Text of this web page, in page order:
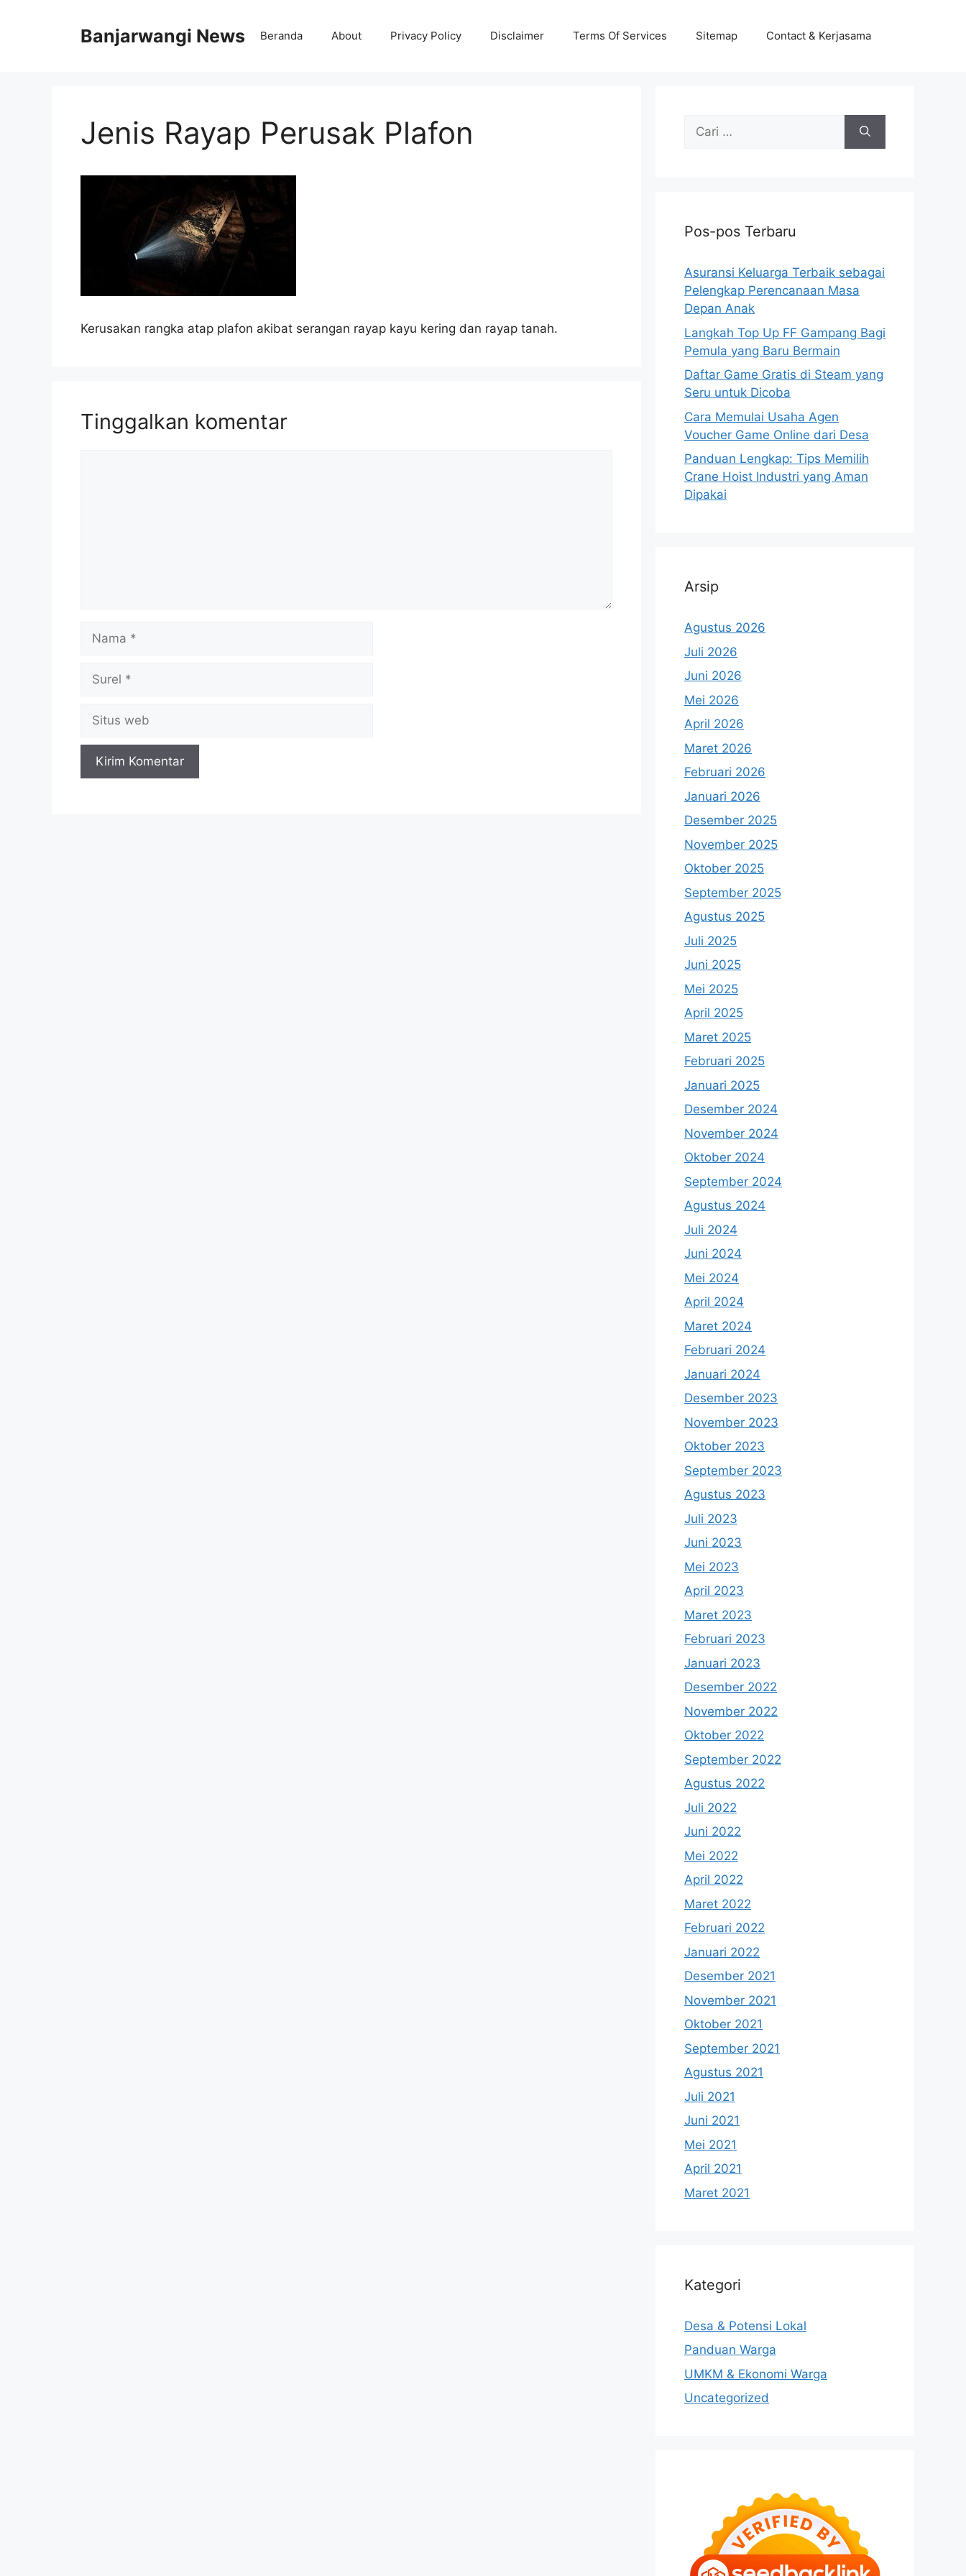
Banjarwangi News Beranda About Privacy Policy Disclaimer Terms Of Services Sitemap Contact & Kerjasama
Jenis Rayap Perusak Plafon
Kerusakan rangka atap plafon akibat serangan rayap kayu kering dan rayap tanah.
Tinggalkan komentar
web
Cari
Pos-pos Terbaru
Asuransi Keluarga Terbaik sebagai
Pelengkap Perencanaan Masa
Depan Anak
Langkah Top Up FF Gampang Bagi
Pemula yang Baru Bermain
Daftar Game Gratis di Steam yang
Seru untuk Dicoba
Cara Memulai Usaha Agen
Voucher Game Online dari Desa
Panduan Lengkap: Tips Memilih
Crane Hoist Industri yang Aman
Dipakai
Arsip
Agustus 2026
Juli 2026
Juni 2026
Mei 2026
April 2026
Maret 2026
Februari 2026
Januari 2026
Desember 2025
November 2025
Oktober 2025
September 2025
Agustus 2025
Juli 2025
Juni 2025
Mei 2025
April 2025
Maret 2025
Februari 2025
Januari 2025
Desember 2024
November 2024
Oktober 2024
September 2024
Agustus 2024
Juli 2024
Juni 2024
Mei 2024
April 2024
Maret 2024
Februari 2024
Januari 2024
Desember 2023
November 2023
Oktober 2023
September 2023
Agustus 2023
Juli 2023
Juni 2023
Mei 2023
April 2023
Maret 2023
Februari 2023
Januari 2023
Desember 2022
November 2022
Oktober 2022
September 2022
Agustus 2022
Juli 2022
Juni 2022
Mei 2022
April 2022
Maret 2022
Februari 2022
Januari 2022
Desember 2021
November 2021
Oktober 2021
September 2021
Agustus 2021
Juli 2021
Juni 2021
Mei 2021
April 2021
Maret 2021
Kategori
Desa & Potensi Lokal
Panduan Warga
UMKM & Ekonomi Warga
Uncategorized